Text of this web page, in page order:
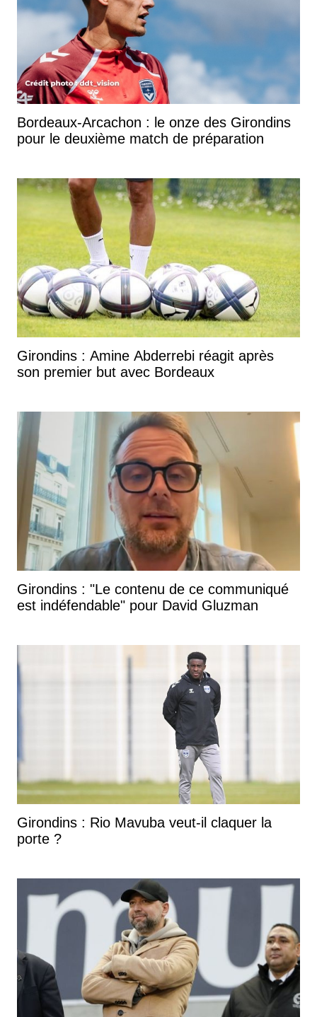
Bordeaux-Arcachon : le onze des Girondins
pour le deuxième match de préparation
Girondins : Amine Abderrebi réagit après
son premier but avec Bordeaux
Girondins : "Le contenu de ce communiqué
est indéfendable" pour David Gluzman
Girondins : Rio Mavuba veut-il claquer la
porte ?